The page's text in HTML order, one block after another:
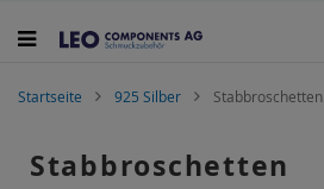
Inhalt
Startseite 925 Silber Stabbroschetten
Stabbroschetten